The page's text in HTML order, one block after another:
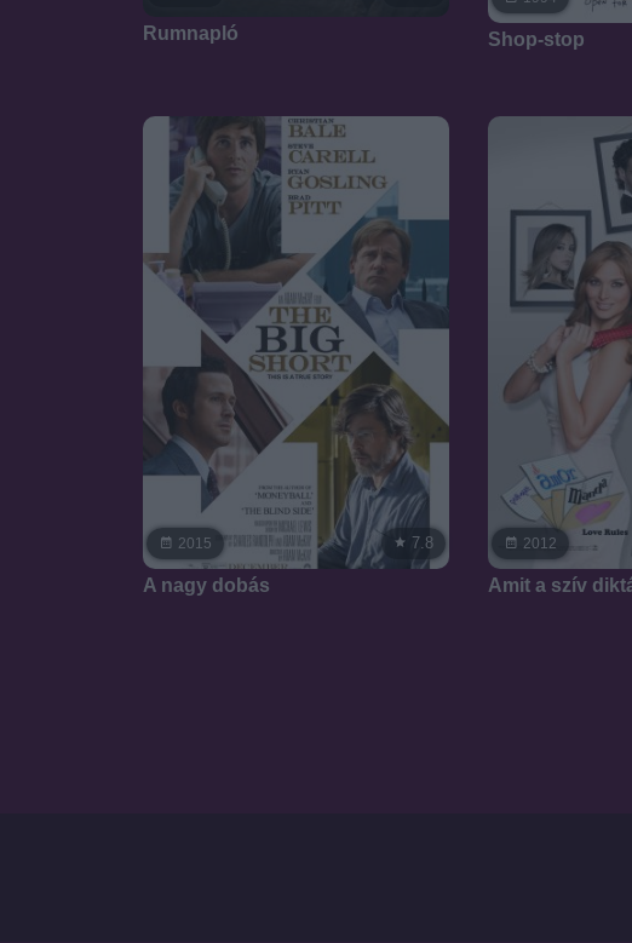
Rumnapló Shop-stop
2015 7.8
A nagy dobás
2012
Amit a szív